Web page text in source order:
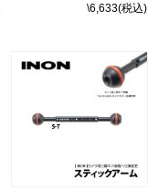
\6,633(税込)